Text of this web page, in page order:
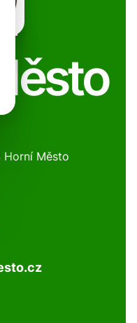
Horní Město